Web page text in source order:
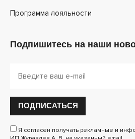
Программа лояльности
Подпишитесь на наши
ПОДПИСАТЬСЯ
Я согласен получать рекламные и